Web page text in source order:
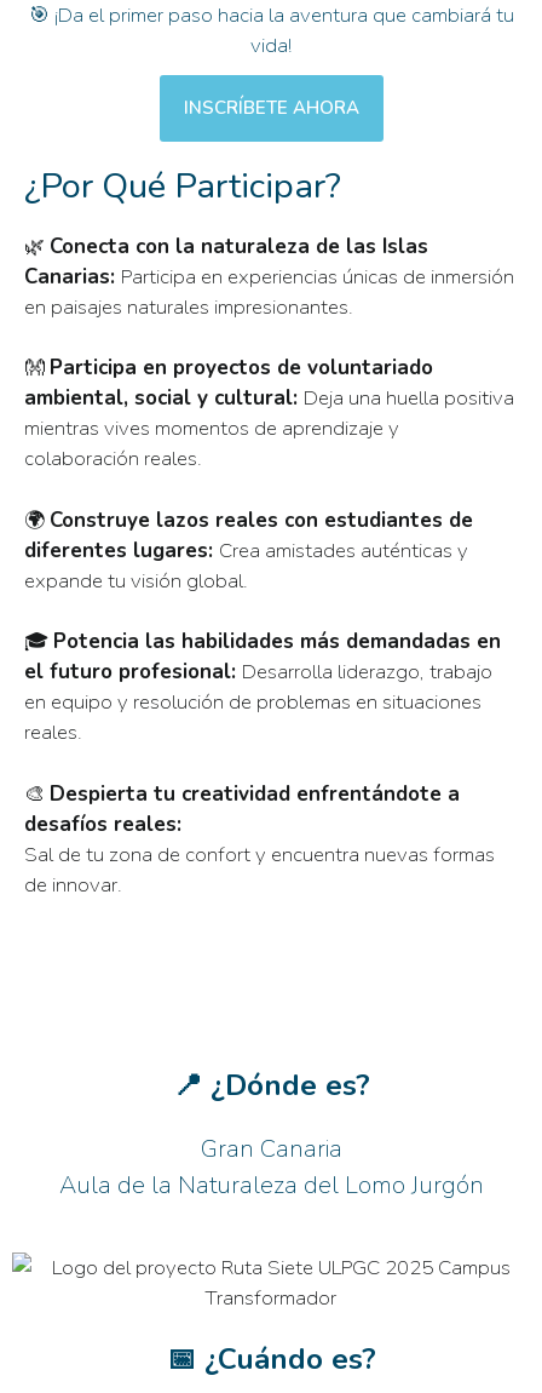
🎯 ¡Da el primer paso hacia la aventura que cambiará tu
vida!
INSCRÍBETE AHORA
¿Por Qué Participar?
🌿 Conecta con la naturaleza de las Islas
Canarias: Participa en experiencias únicas de inmersión
en paisajes naturales impresionantes.
👐 Participa en proyectos de voluntariado
ambiental, social y cultural: Deja una huella positiva
mientras vives momentos de aprendizaje y
colaboración reales.
🌍 Construye lazos reales con estudiantes de
diferentes lugares: Crea amistades auténticas y
expande tu visión global.
🎓 Potencia las habilidades más demandadas en
el futuro profesional: Desarrolla liderazgo, trabajo
en equipo y resolución de problemas en situaciones
reales.
🎨 Despierta tu creatividad enfrentándote a
desafíos reales:
Sal de tu zona de confort y encuentra nuevas formas
de innovar.
📍 ¿Dónde es?
Gran Canaria
Aula de la Naturaleza del Lomo Jurgón
📅 ¿Cuándo es?